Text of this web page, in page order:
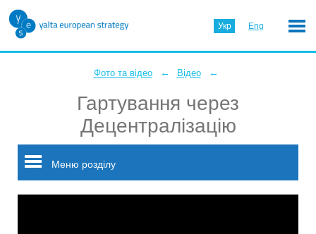
Укр Eng
Фото та відео ← Відео ←
Гартування через
Децентралізацію
Меню розділу